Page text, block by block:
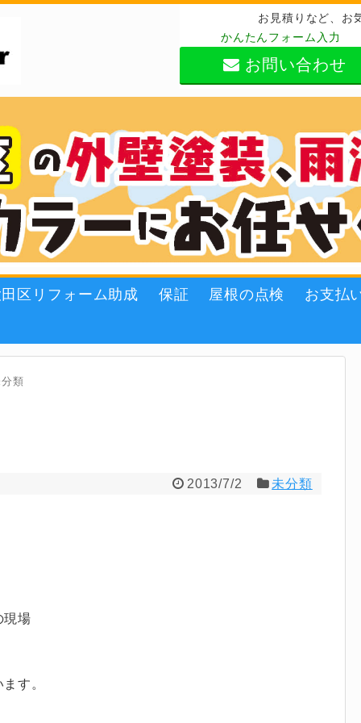
お見積りなど、お
かんたんフォーム入力
お問い合わせ
区リフォーム助成 保証 屋根の点検 お支払
類
2013/7/2 未分類
現場
す。